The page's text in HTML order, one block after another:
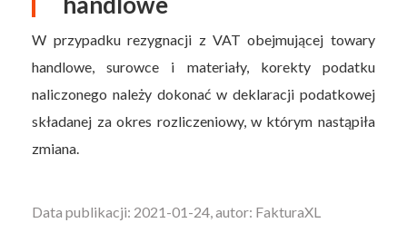
W przypadku rezygnacji z VAT obejmującej towary
handlowe, surowce i materiały, korekty podatku
naliczonego należy dokonać w deklaracji podatkowej
składanej za okres rozliczeniowy, w którym nastąpiła
zmiana.
Data publikacji: 2021-01-24, autor: FakturaXL